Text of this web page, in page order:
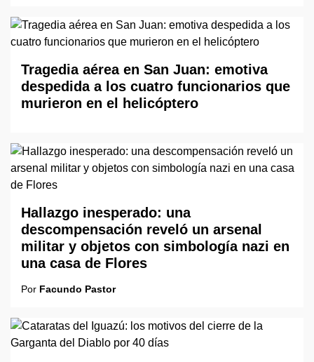
Tragedia aérea en San Juan: emotiva
despedida a los cuatro funcionarios que
murieron en el helicóptero
Hallazgo inesperado: una
descompensación reveló un arsenal
militar y objetos con simbología nazi en
una casa de Flores
Por Facundo Pastor